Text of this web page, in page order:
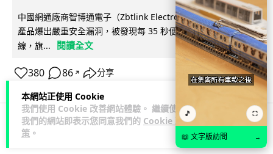
本網站正使用 Cookie
我們使用 Cookie 改善網站體驗。 繼續使用
我們的網站即表示您同意我們的 Cookie 政
策 。
中國網通廠商智博通電子（Zbtlink Electronics）旗下的路由器
產品爆出嚴重安全漏洞，被發現每 35 秒便會與中國伺服器連
線，旗...
閱讀全文
380 86 ↗ 分享
科技娛樂
🎵 ⛶
📖 文字版訪問 →